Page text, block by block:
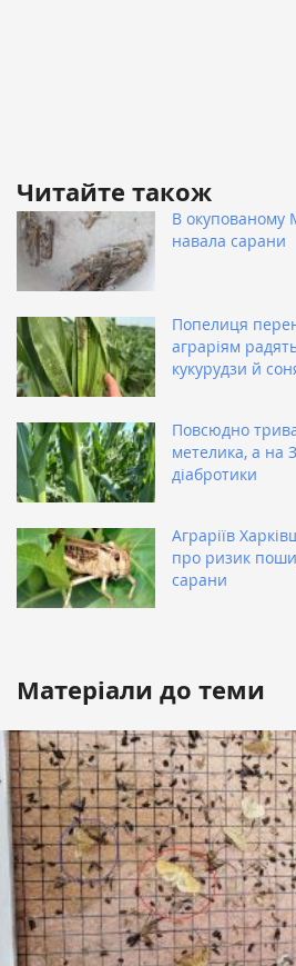
Читайте також
В окупованому
навала сарани
Попелиця
аграріям
кукурудзи й
Повсюдно
метелика, а на
діабротики
Аграріїв
про ризик
сарани
Матеріали до теми